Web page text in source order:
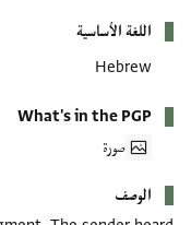
اللغة الأساسية
Hebrew
What's in the PGP
صورة
الوصف